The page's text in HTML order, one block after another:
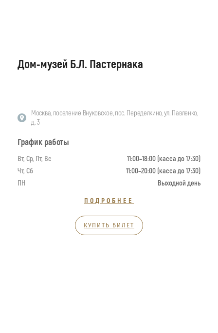
Дом-музей Б.Л. Пастернака
Москва, поселение Внуковское, пос. Переделкино, ул. Павленко,
д. 3
График работы
Вт, Ср, Пт, Вс
11:00–18:00 (касса до 17:30)
Чт, Сб
11:00–20:00 (касса до 17:30)
ПН
Выходной день
ПОДРОБНЕЕ
КУПИТЬ БИЛЕТ